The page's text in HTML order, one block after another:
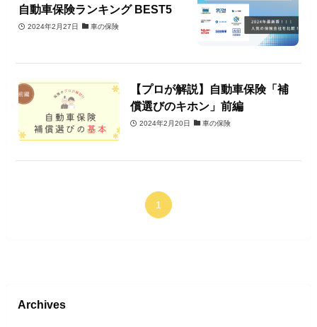
自動車保険ランキング BEST5
2024年2月27日 車の保険
【プロが解説】自動車保険「補
償選びのキホン」前編
2024年2月20日 車の保険
1
Archives